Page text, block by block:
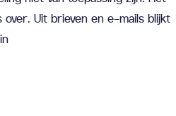
Uit brieven en e-mails blijkt